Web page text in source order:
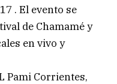
. El evento se
de Chamamé y
en vivo y
Pami Corrientes,